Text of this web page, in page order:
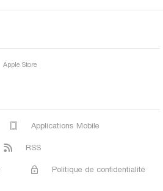
Apple Store
Applications Mobile
RSS
Politique de confidentialité